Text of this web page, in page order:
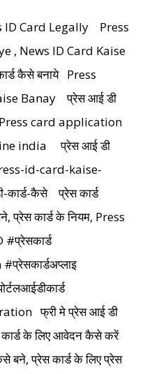
ID Card Legally
Press
, News ID Card Kaise
कैसे बनाये Press
Banay
प्रेस आई डी
Press card application
india
प्रेस आई डी
id-card-kaise-
कार्ड-कैसे
प्रेस कार्ड
प्रेस कार्ड के नियम, Press
#प्रेसकार्ड
#प्रेसकार्डअप्लाइ
फ्री मे प्रेस आई डी
के लिए आवेदन कैसे करें
बने, प्रेस कार्ड के लिए प्रेस